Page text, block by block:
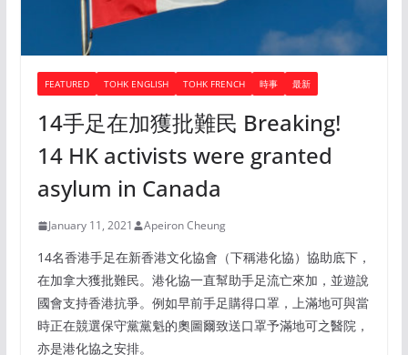
FEATURED TOHK ENGLISH TOHK FRENCH 時事 最新
14手足在加獲批難民 Breaking!
14 HK activists were granted
asylum in Canada
January 11, 2021 Apeiron Cheung
14名香港手足在新香港文化協會（下稱港化協）協助底下，
在加拿大獲批難民。港化協一直幫助手足流亡來加，並遊說
國會支持香港抗爭。例如早前手足購得口罩，上滿地可與當
時正在競選保守黨黨魁的奧圖爾致送口罩予滿地可之醫院，
亦是港化協之安排。